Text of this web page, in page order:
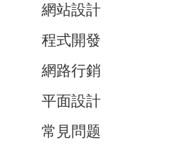
網站設計
程式開發
網路行銷
平面設計
常見問题